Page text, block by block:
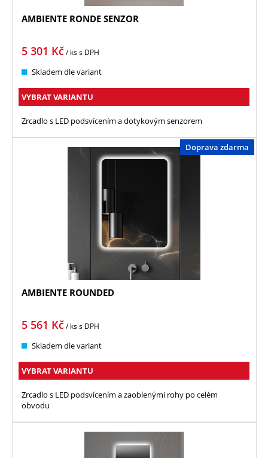
AMBIENTE RONDE SENZOR
5 301 Kč/ kss DPH
Skladem dle variant
VYBRAT VARIANTU
Zrcadlo s LED podsvícením a dotykovým senzorem
Doprava zdarma
AMBIENTE ROUNDED
5 561 Kč/ kss DPH
Skladem dle variant
VYBRAT VARIANTU
Zrcadlo s LED podsvícením a zaoblenými rohy po celém
obvodu